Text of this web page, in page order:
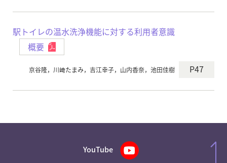
駅トイレの温水洗浄機能に対する利用者意識
概要
京谷隆，川﨑たまみ，吉江幸子，山内香奈，池田佳樹 P47
YouTube